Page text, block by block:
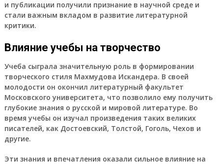
и публикации получили признание в научной среде и
стали важным вкладом в развитие литературной
критики.
Влияние учебы на творчество
Учеба сыграла значительную роль в формировании
творческого стиля Махмудова Искандера. В своей
молодости он окончил литературный факультет
Московского университета, что позволило ему получить
глубокие знания о русской и мировой литературе. Во
время учебы он изучал произведения таких великих
писателей, как Достоевский, Толстой, Гоголь, Чехов и
другие.
Эти знания и впечатления оказали сильное влияние на